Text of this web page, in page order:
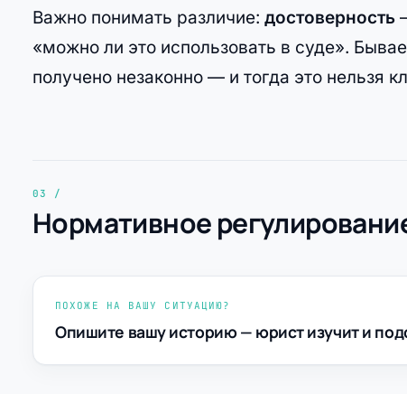
Важно понимать различие: достоверность
«можно ли это использовать в суде».
получено незаконно — и тогда это нельзя
Нормативное
ПОХОЖЕ НА ВАШУ СИТУАЦИЮ?
Опишите вашу историю — юрист изучит и